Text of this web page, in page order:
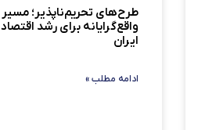
طرح‌های تحریم‌ناپذیر؛ مسیر
واقع‌گرایانه برای رشد اقتصاد
ایران
ادامه مطلب »